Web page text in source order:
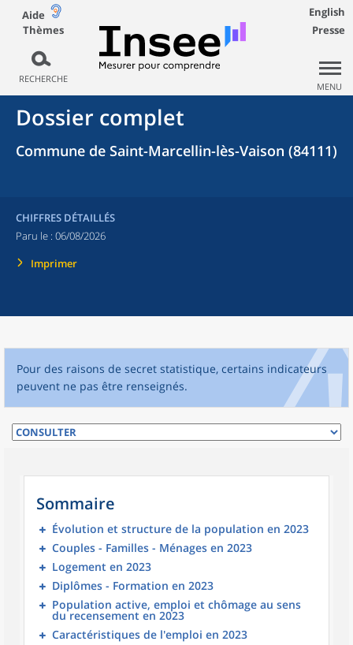
Aide
Thèmes
RECHERCHE
English
Presse
MENU
Dossier complet
Commune de Saint-Marcellin-lès-Vaison (84111)
CHIFFRES DÉTAILLÉS
Paru le : 06/08/2026
Imprimer
Pour des raisons de secret statistique, certains indicateurs
peuvent ne pas être renseignés.
Sommaire
Évolution et structure de la population en 2023
Couples - Familles - Ménages en 2023
Logement en 2023
Diplômes - Formation en 2023
Population active, emploi et chômage au sens
du recensement en 2023
Caractéristiques de l'emploi en 2023